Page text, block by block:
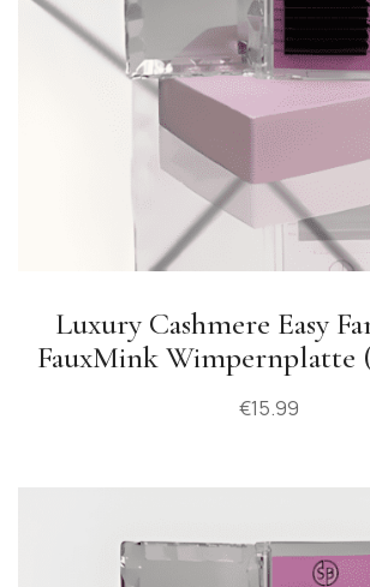
Luxury Cashmere Easy
FauxMink Wimpernplatte
€15.99